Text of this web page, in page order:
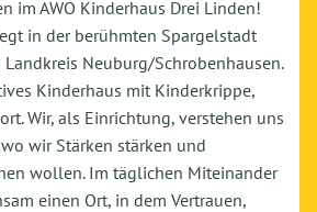
im AWO Kinderhaus Drei Linden!
in der berühmten Spargelstadt
Neuburg/Schrobenhausen.
Kinderhaus mit Kinderkrippe,
Wir, als Einrichtung, verstehen uns
wir Stärken stärken und
wollen. Im täglichen Miteinander
einen Ort, in dem Vertrauen,